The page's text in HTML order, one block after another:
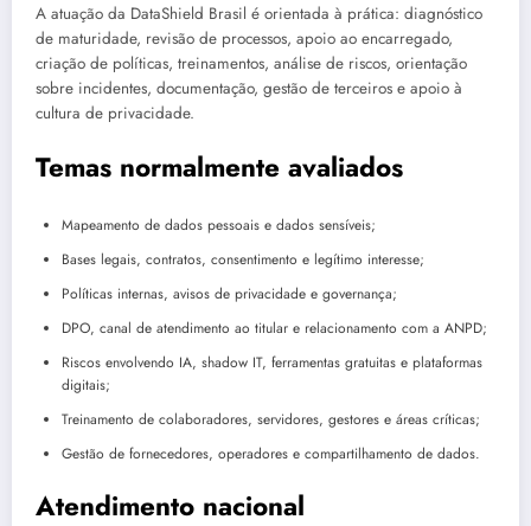
A atuação da DataShield Brasil é orientada à prática: diagnóstico
de maturidade, revisão de processos, apoio ao encarregado,
criação de políticas, treinamentos, análise de riscos, orientação
sobre incidentes, documentação, gestão de terceiros e apoio à
cultura de privacidade.
Temas normalmente avaliados
Mapeamento de dados pessoais e dados sensíveis;
Bases legais, contratos, consentimento e legítimo interesse;
Políticas internas, avisos de privacidade e governança;
DPO, canal de atendimento ao titular e relacionamento com a ANPD;
Riscos envolvendo IA, shadow IT, ferramentas gratuitas e plataformas
digitais;
Treinamento de colaboradores, servidores, gestores e áreas críticas;
Gestão de fornecedores, operadores e compartilhamento de dados.
Atendimento nacional